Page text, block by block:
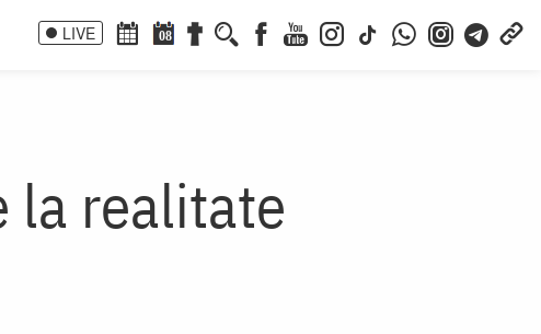
LIVE 08
la realitate